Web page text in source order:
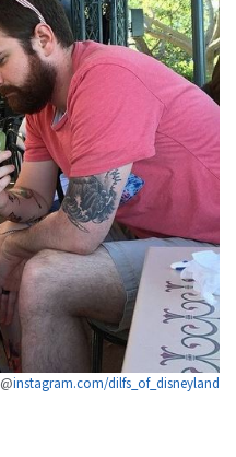
@instagram.com/dilfs_of_disneyland